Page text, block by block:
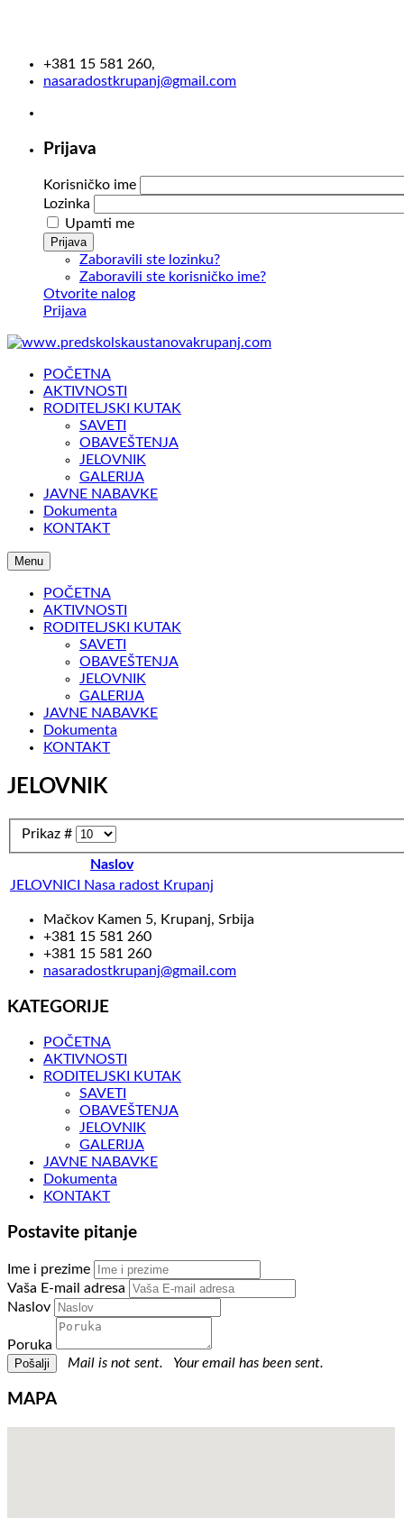
+381 15 581 260,
nasaradostkrupanj@gmail.com
Prijava
Korisničko ime
Lozinka
Upamti me
Prijava
Zaboravili ste lozinku?
Zaboravili ste korisničko ime?
Otvorite nalog
Prijava
POČETNA
AKTIVNOSTI
RODITELJSKI KUTAK
SAVETI
OBAVEŠTENJA
JELOVNIK
GALERIJA
JAVNE NABAVKE
Dokumenta
KONTAKT
Menu
POČETNA
AKTIVNOSTI
RODITELJSKI KUTAK
SAVETI
OBAVEŠTENJA
JELOVNIK
GALERIJA
JAVNE NABAVKE
Dokumenta
KONTAKT
JELOVNIK
Prikaz #
Naslov
JELOVNICI Nasa radost Krupanj
Mačkov Kamen 5, Krupanj, Srbija
+381 15 581 260
+381 15 581 260
nasaradostkrupanj@gmail.com
KATEGORIJE
POČETNA
AKTIVNOSTI
RODITELJSKI KUTAK
SAVETI
OBAVEŠTENJA
JELOVNIK
GALERIJA
JAVNE NABAVKE
Dokumenta
KONTAKT
Postavite pitanje
Ime i prezime
Vaša E-mail adresa
Naslov
Poruka
Mail is not sent.
Your email has been sent.
MAPA